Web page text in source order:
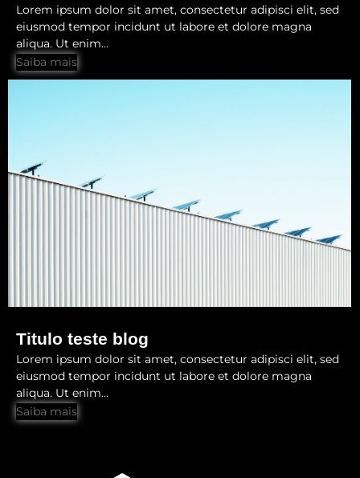
Lorem ipsum dolor sit amet, consectetur adipisci elit, sed
eiusmod tempor incidunt ut labore et dolore magna
aliqua. Ut enim...
Saiba mais
Titulo teste blog
Lorem ipsum dolor sit amet, consectetur adipisci elit, sed
eiusmod tempor incidunt ut labore et dolore magna
aliqua. Ut enim...
Saiba mais